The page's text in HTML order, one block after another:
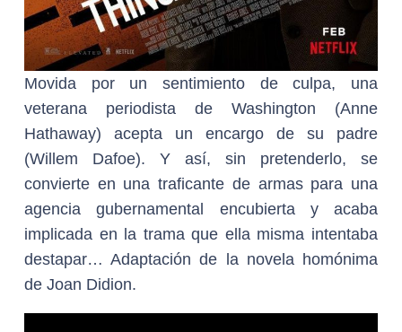
Movida por un sentimiento de culpa, una
veterana periodista de Washington (Anne
Hathaway) acepta un encargo de su padre
(Willem Dafoe). Y así, sin pretenderlo, se
convierte en una traficante de armas para una
agencia gubernamental encubierta y acaba
implicada en la trama que ella misma intentaba
destapar… Adaptación de la novela homónima
de Joan Didion.